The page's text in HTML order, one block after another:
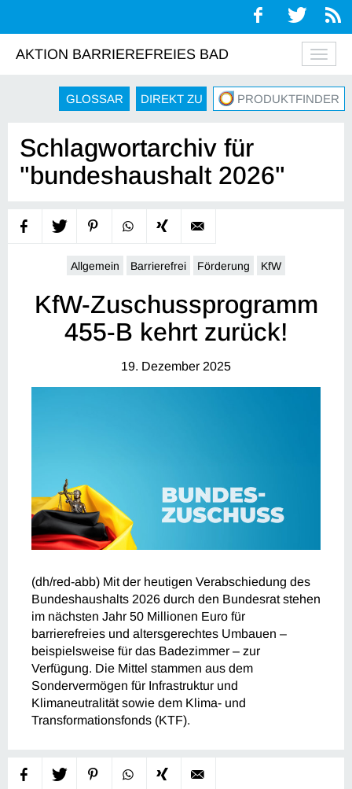
AKTION BARRIEREFREIES BAD
GLOSSAR DIREKT ZU PRODUKTFINDER
Schlagwortarchiv für
"bundeshaushalt 2026"
Allgemein Barrierefrei Förderung KfW
KfW-Zuschussprogramm
455-B kehrt zurück!
19. Dezember 2025
(dh/red-abb) Mit der heutigen Verabschiedung des
Bundeshaushalts 2026 durch den Bundesrat stehen
im nächsten Jahr 50 Millionen Euro für
barrierefreies und altersgerechtes Umbauen –
beispielsweise für das Badezimmer – zur
Verfügung. Die Mittel stammen aus dem
Sondervermögen für Infrastruktur und
Klimaneutralität sowie dem Klima- und
Transformationsfonds (KTF).